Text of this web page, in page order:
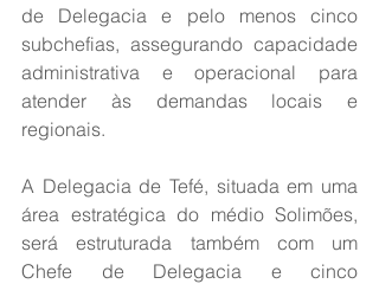
de Delegacia e pelo menos cinco
subchefias, assegurando capacidade
administrativa e operacional para
atender às demandas locais e
regionais.
A Delegacia de Tefé, situada em uma
área estratégica do médio Solimões,
será estruturada também com um
Chefe de Delegacia e cinco